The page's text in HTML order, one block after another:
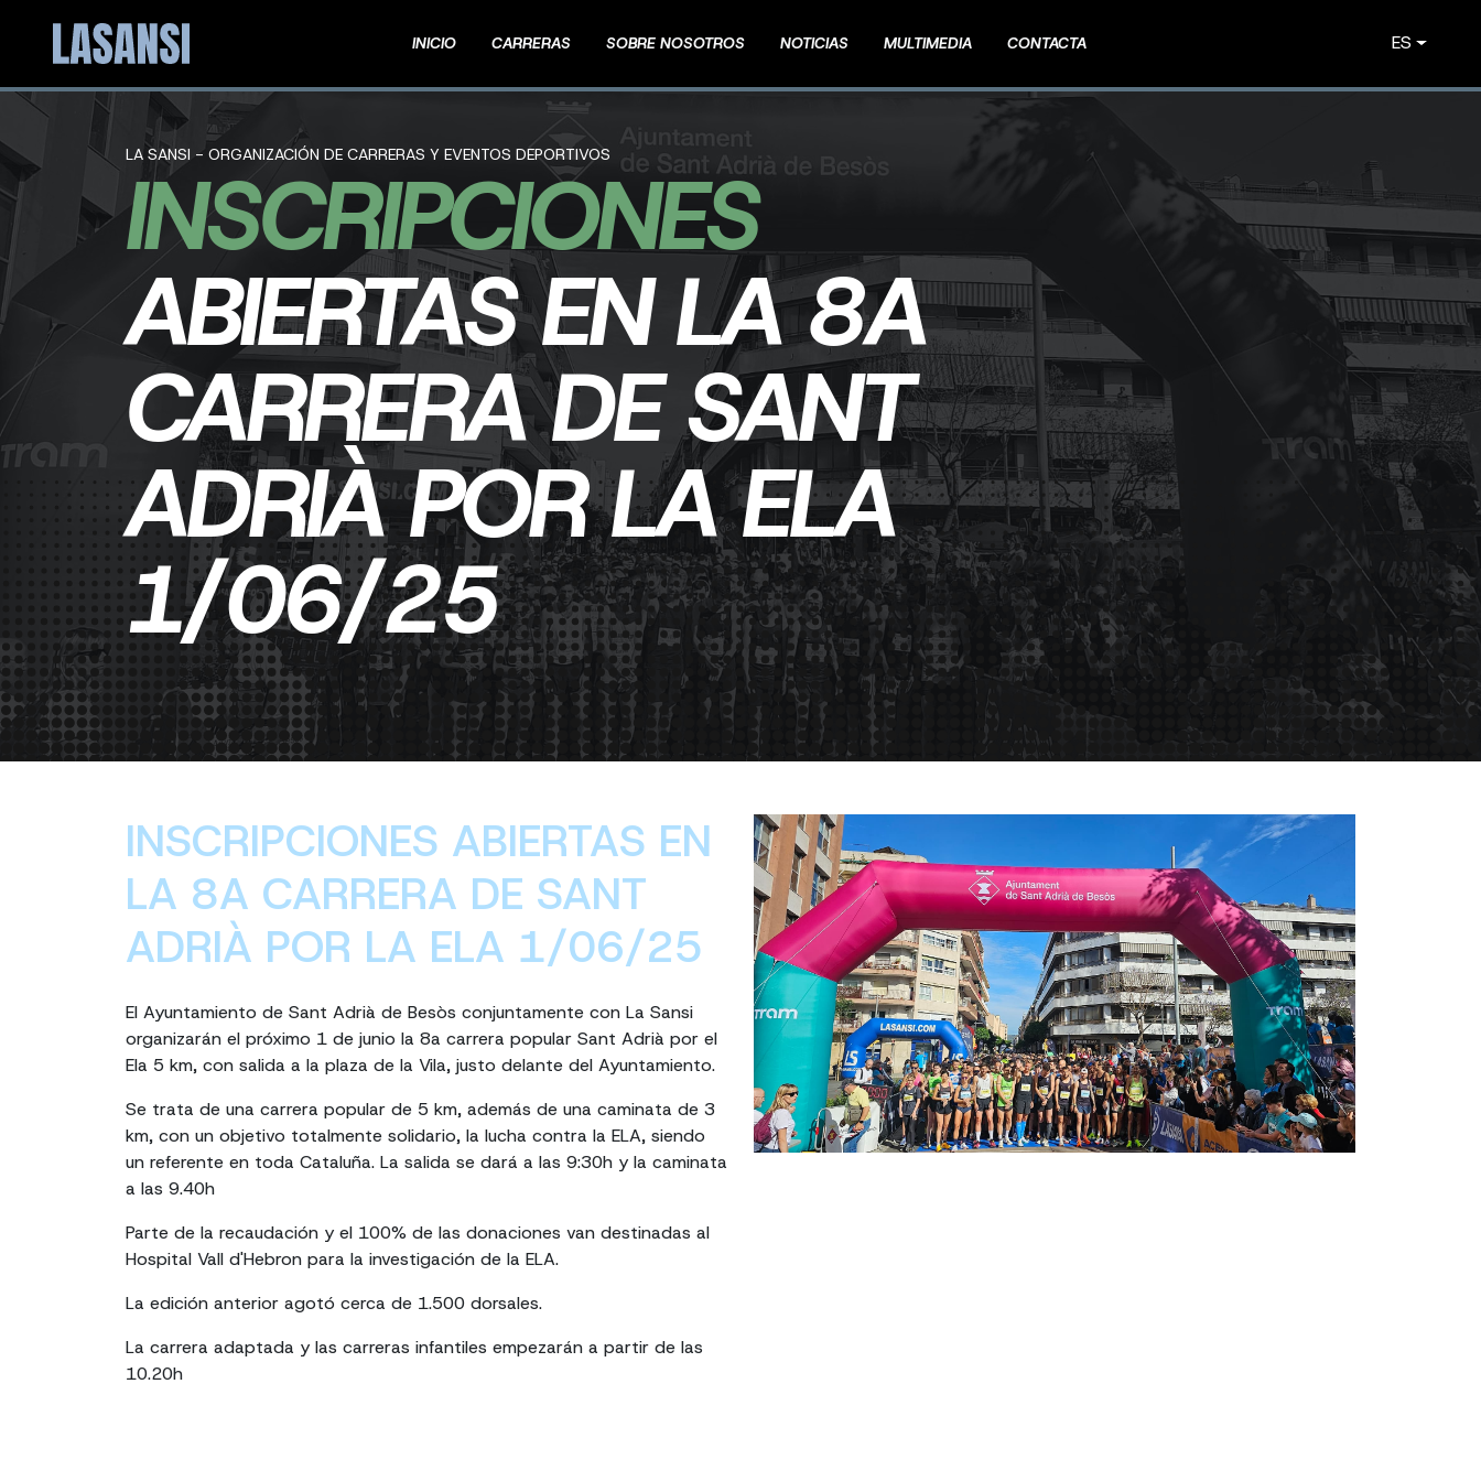
INICIO CARRERAS SOBRE NOSOTROS NOTICIAS MULTIMEDIA CONTACTA ES
LA SANSI - ORGANIZACIÓN DE CARRERAS Y EVENTOS DEPORTIVOS
INSCRIPCIONES
ABIERTAS EN LA 8A
CARRERA DE SANT
ADRIÀ POR LA ELA
1/06/25
INSCRIPCIONES ABIERTAS EN
LA 8A CARRERA DE SANT
ADRIÀ POR LA ELA 1/06/25
El Ayuntamiento de Sant Adrià de Besòs conjuntamente con La Sansi
organizarán el próximo 1 de junio la 8a carrera popular Sant Adrià por el
Ela 5 km, con salida a la plaza de la Vila, justo delante del Ayuntamiento.
Se trata de una carrera popular de 5 km, además de una caminata de 3
km, con un objetivo totalmente solidario, la lucha contra la ELA, siendo
un referente en toda Cataluña. La salida se dará a las 9:30h y la caminata
a las 9.40h
Parte de la recaudación y el 100% de las donaciones van destinadas al
Hospital Vall d'Hebron para la investigación de la ELA.
La edición anterior agotó cerca de 1.500 dorsales.
La carrera adaptada y las carreras infantiles empezarán a partir de las
10.20h